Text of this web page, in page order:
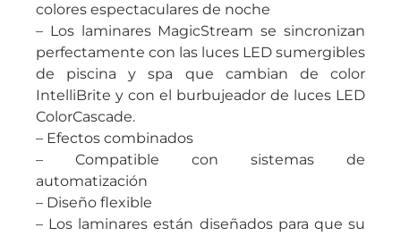
colores espectaculares de noche
– Los laminares MagicStream se sincronizan
perfectamente con las luces LED sumergibles
de piscina y spa que cambian de color
IntelliBrite y con el burbujeador de luces LED
ColorCascade.
– Efectos combinados
– Compatible con sistemas de
automatización
– Diseño flexible
– Los laminares están diseñados para que su